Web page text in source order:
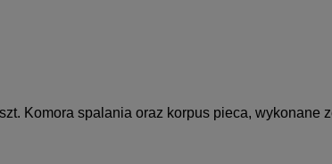
Komora spalania oraz korpus pieca, wykonane